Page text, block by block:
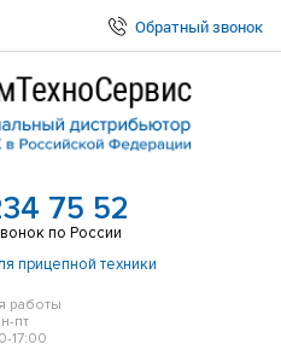
Обратный звонок
75 52
по России
прицепной техники
работы
пт
17:00